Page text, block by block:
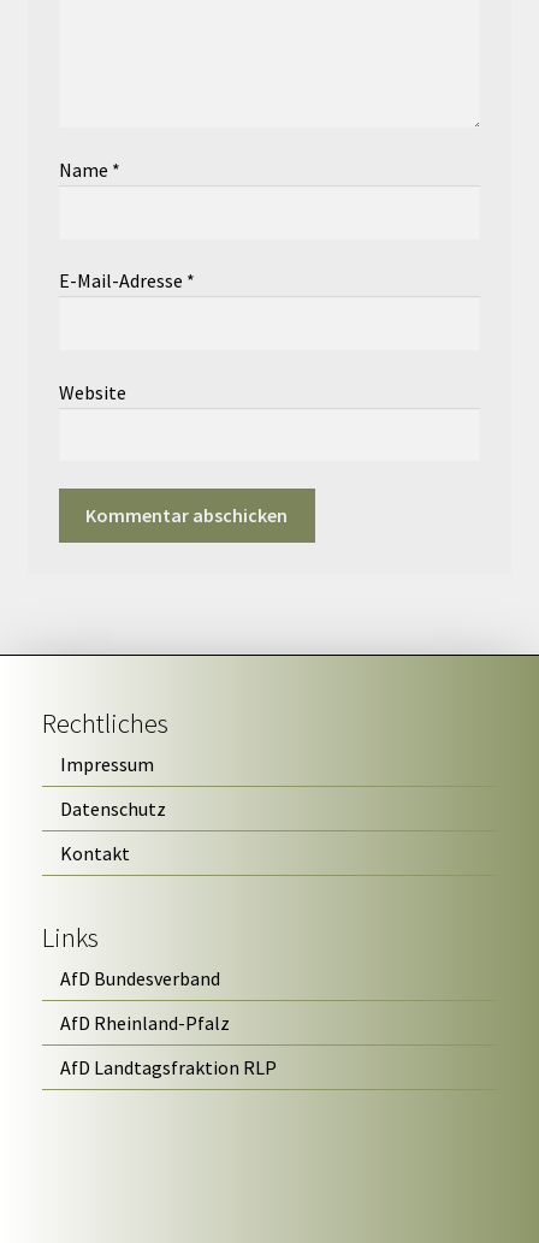
Name *
E-Mail-Adresse *
Website
Rechtliches
Impressum
Datenschutz
Kontakt
Links
AfD Bundesverband
AfD Rheinland-Pfalz
AfD Landtagsfraktion RLP